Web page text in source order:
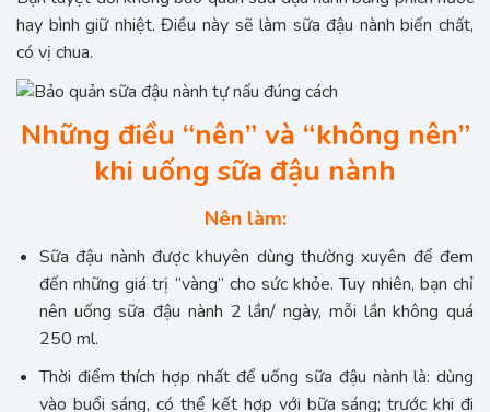
hay bình giữ nhiệt. Điều này sẽ làm sữa đậu nành biến chất,
có vị chua.
Những điều “nên” và “không nên”
khi uống sữa đậu nành
Nên làm:
Sữa đậu nành được khuyên dùng thường xuyên để đem
đến những giá trị “vàng” cho sức khỏe. Tuy nhiên, bạn chỉ
nên uống sữa đậu nành 2 lần/ ngày, mỗi lần không quá
250 ml.
Thời điểm thích hợp nhất để uống sữa đậu nành là: dùng
vào buổi sáng, có thể kết hợp với bữa sáng; trước khi đi